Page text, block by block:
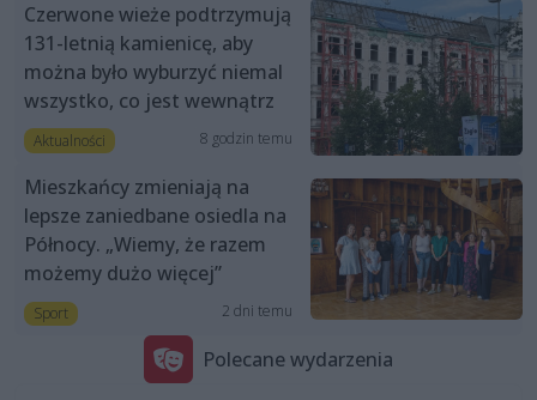
Czerwone wieże podtrzymują
131-letnią kamienicę, aby
można było wyburzyć niemal
wszystko, co jest wewnątrz
Aktualności 8 godzin temu
Mieszkańcy zmieniają na
lepsze zaniedbane osiedla na
Północy. „Wiemy, że razem
możemy dużo więcej”
Sport 2 dni temu
Polecane wydarzenia